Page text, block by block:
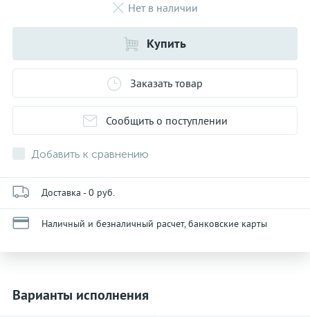
Нет в наличии
Купить
Заказать товар
Сообщить о поступлении
Добавить к сравнению
Доставка - 0 руб.
Наличный и безналичный расчет, банковские карты
Варианты исполнения